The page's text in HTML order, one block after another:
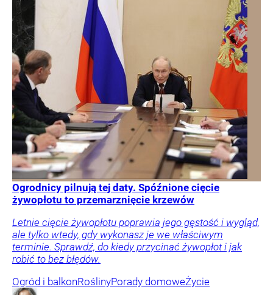
Ogrodnicy pilnują tej daty. Spóźnione cięcie
żywopłotu to przemarznięcie krzewów
Letnie cięcie żywopłotu poprawia jego gęstość i wygląd,
ale tylko wtedy, gdy wykonasz je we właściwym
terminie. Sprawdź, do kiedy przycinać żywopłot i jak
robić to bez błędów.
Ogród i balkonRoślinyPorady domoweŻycie